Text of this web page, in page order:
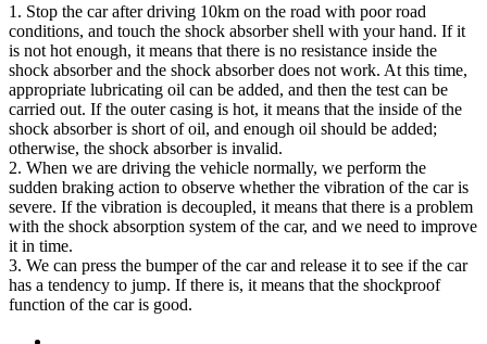
1. Stop the car after driving 10km on the road with poor road
conditions, and touch the shock absorber shell with your hand. If it
is not hot enough, it means that there is no resistance inside the
shock absorber and the shock absorber does not work. At this time,
appropriate lubricating oil can be added, and then the test can be
carried out. If the outer casing is hot, it means that the inside of the
shock absorber is short of oil, and enough oil should be added;
otherwise, the shock absorber is invalid.
2. When we are driving the vehicle normally, we perform the
sudden braking action to observe whether the vibration of the car is
severe. If the vibration is decoupled, it means that there is a problem
with the shock absorption system of the car, and we need to improve
it in time.
3. We can press the bumper of the car and release it to see if the car
has a tendency to jump. If there is, it means that the shockproof
function of the car is good.